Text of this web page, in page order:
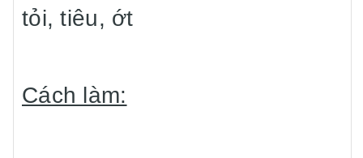
tỏi, tiêu, ớt
Cách làm: